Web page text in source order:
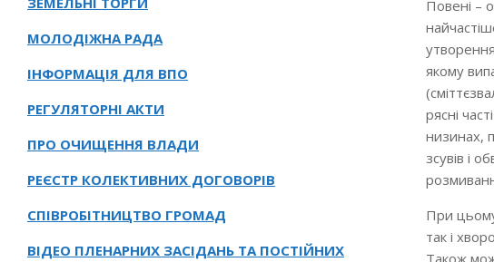
Повені –
якому
рясні
низинах,
зсувів і
При
так і
Також
МОЛОДІЖНА РАДА
ІНФОРМАЦІЯ ДЛЯ ВПО
РЕГУЛЯТОРНІ АКТИ
ПРО ОЧИЩЕННЯ ВЛАДИ
РЕЄСТР КОЛЕКТИВНИХ ДОГОВОРІВ
СПІВРОБІТНИЦТВО ГРОМАД
ВІДЕО ПЛЕНАРНИХ ЗАСІДАНЬ ТА ПОСТІЙНИХ